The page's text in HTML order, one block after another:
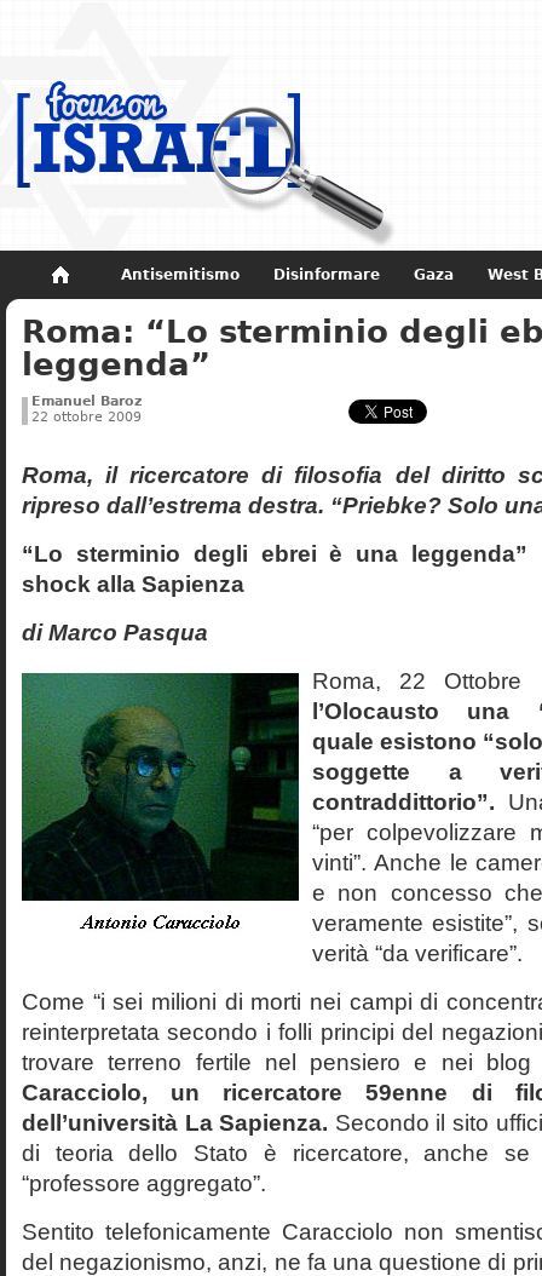
Antisemitismo Disinformare Gaza West
Non dimenticare Storia di Israele
Roma: “Lo sterminio degli
leggenda”
Emanuel Baroz
22 ottobre 2009
Roma, il ricercatore di filosofia del diritto
ripreso dall’estrema destra. “Priebke? Solo
“Lo sterminio degli ebrei è una leggenda”
shock alla Sapienza
di Marco Pasqua
Roma, 22
l’Olocausto una
quale esistono
soggette a
contraddittorio”.
“per colpevolizzare
vinti”. Anche le
e non concesso
veramente esistite”,
verità “da verificare”.
Come “i sei milioni di morti nei campi di
reinterpretata secondo i folli principi del
trovare terreno fertile nel pensiero e nei
Caracciolo, un ricercatore 59enne di
dell’università La Sapienza. Secondo il sito
di teoria dello Stato è ricercatore, anche
“professore aggregato”.
Sentito telefonicamente Caracciolo non
del negazionismo, anzi, ne fa una questione di